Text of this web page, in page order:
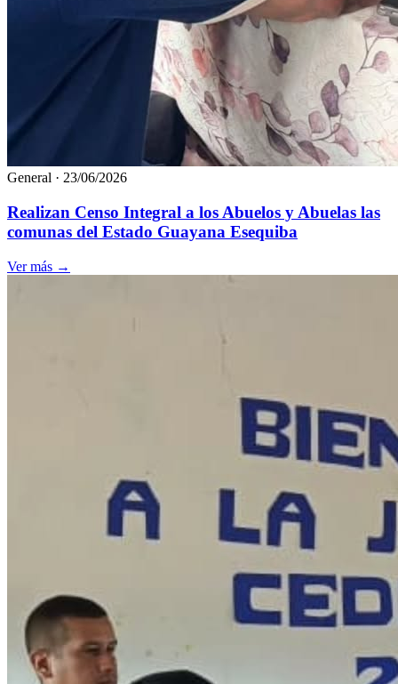
General · 23/06/2026
Realizan Censo Integral a los Abuelos y Abuelas las
comunas del Estado Guayana Esequiba
Ver más →